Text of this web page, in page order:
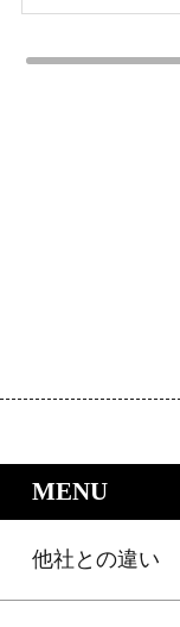
MENU｜LP
他社との違い